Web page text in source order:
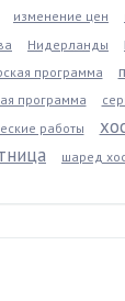
изменение цен
Нидерланды
программа
программа
работы
шаред